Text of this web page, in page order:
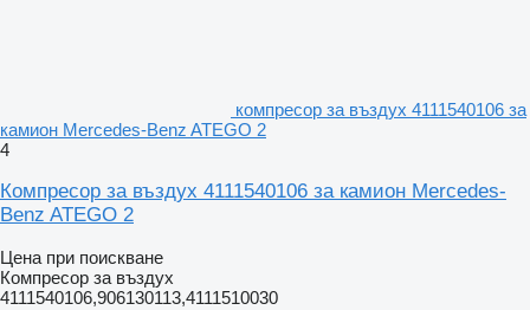
компресор за въздух 4111540106 за
камион Mercedes-Benz ATEGO 2
4
Компресор за въздух 4111540106 за камион Mercedes-
Benz ATEGO 2
Цена при поискване
Компресор за въздух
4111540106,906130113,4111510030